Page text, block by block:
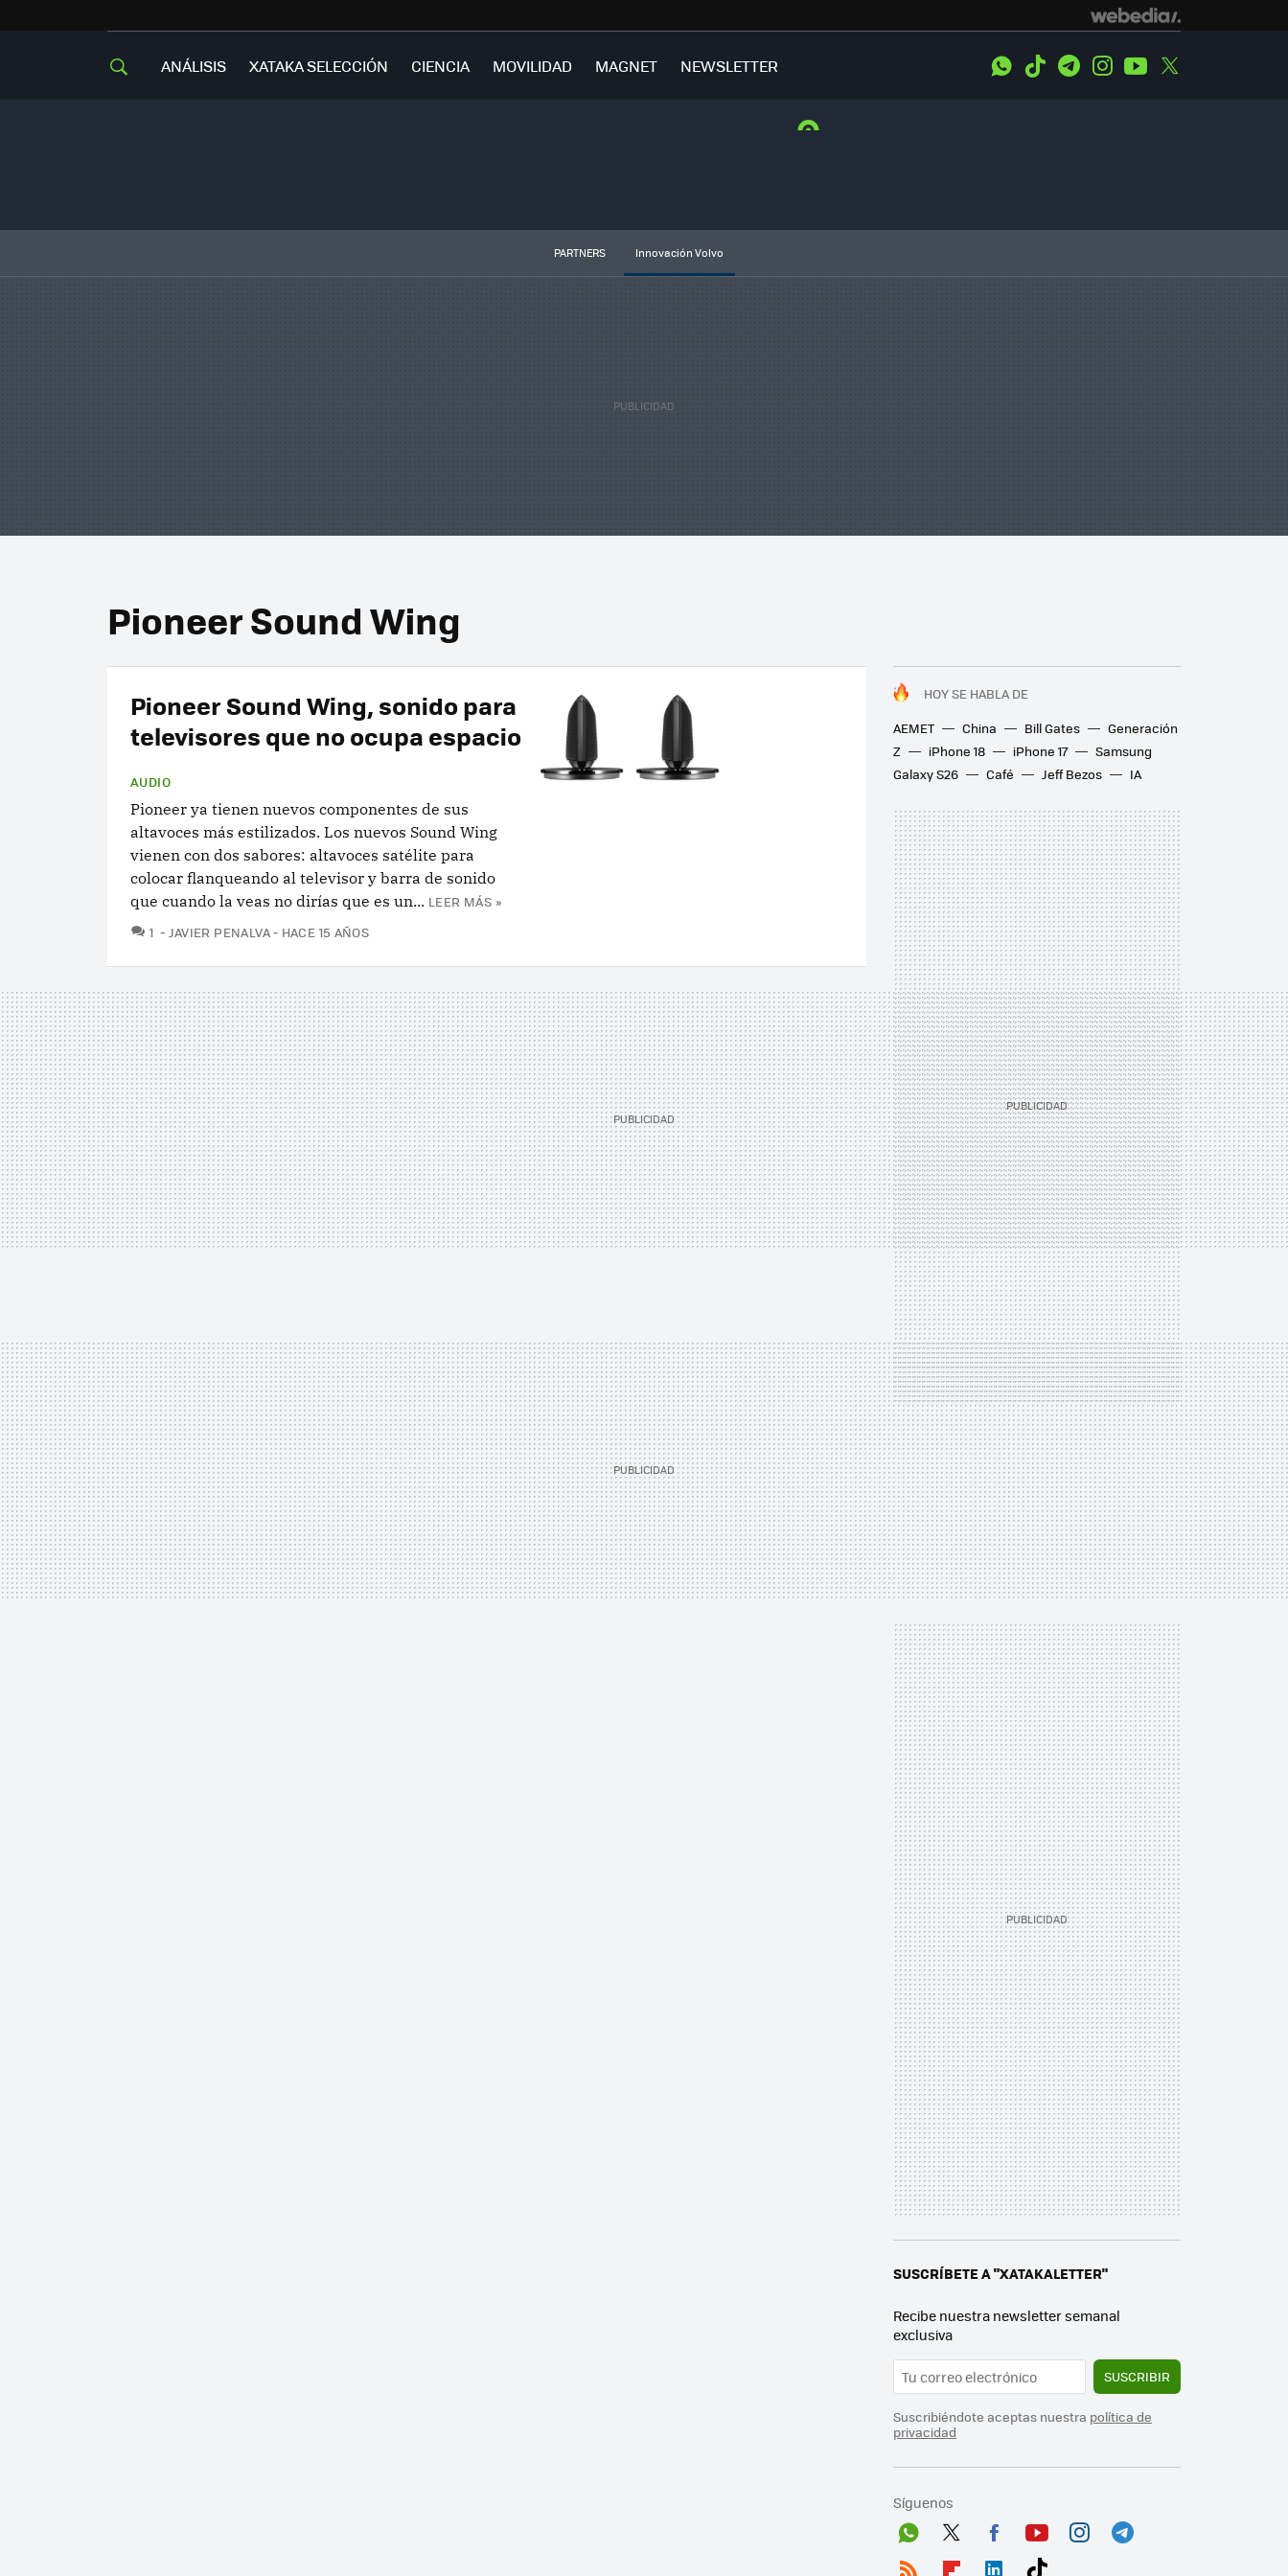
ANÁLISIS XATAKA SELECCIÓN CIENCIA MOVILIDAD MAGNET NEWSLETTER WhatsApp
Tiktok TelegramInstagramYoutube
PARTNERS Innovación Volvo
Pioneer Sound Wing
HOY SE HABLA DE
AEMET
China Bill Gates
Generación
Z
iPhone 18 iPhone 17
Samsung
Galaxy S26
Café Jeff Bezos IA
Pioneer Sound Wing, sonido para
televisores que no ocupa espacio
AUDIO
Pioneer ya tienen nuevos componentes de sus
altavoces más estilizados. Los nuevos Sound Wing
vienen con dos sabores: altavoces satélite para
colocar flanqueando al televisor y barra de sonido
que cuando la veas no dirías que es un... LEER MÁS »
1 COMENTARIOS
JAVIER PENALVA HACE 15 AÑOS
SUSCRÍBETE A "XATAKALETTER"
Recibe nuestra newsletter semanal
exclusiva
SUSCRIBIR
Suscribiéndote aceptas nuestra política de
privacidad
Síguenos
Wh
Twit
Fac
You